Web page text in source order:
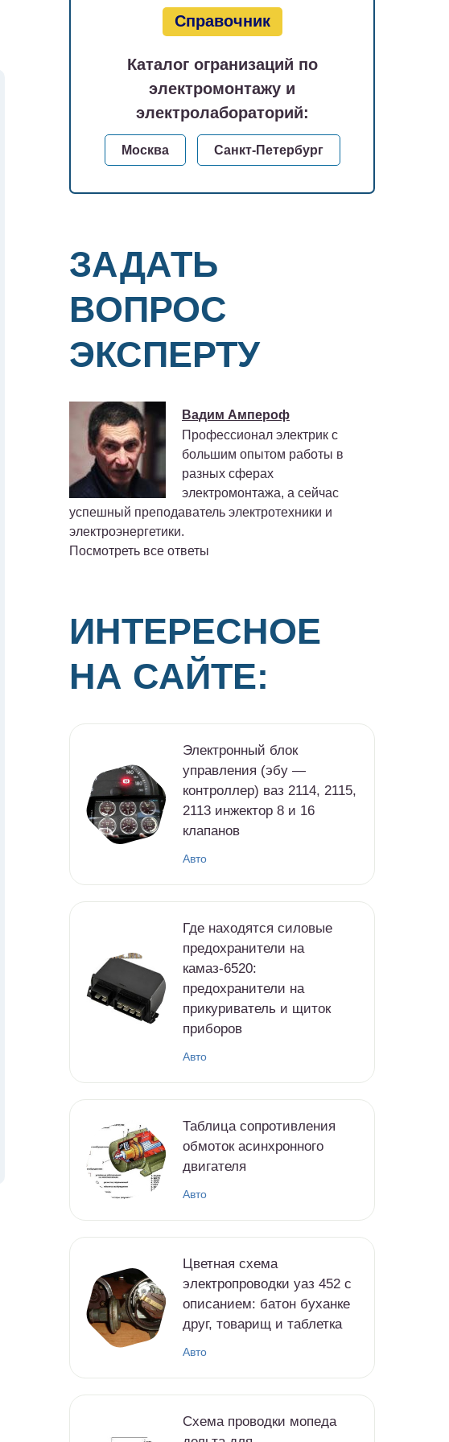
Справочник
Каталог огранизаций по
электромонтажу и
электролабораторий:
Москва Санкт-Петербург
ЗАДАТЬ
ВОПРОС
ЭКСПЕРТУ
Вадим Ампероф
Профессионал электрик с
большим опытом работы в
разных сферах
электромонтажа, а сейчас
успешный преподаватель электротехники и
электроэнергетики.
Посмотреть все ответы
ИНТЕРЕСНОЕ
НА САЙТЕ:
Электронный блок
управления (эбу —
контроллер) ваз 2114, 2115,
2113 инжектор 8 и 16
клапанов
Авто
Где находятся силовые
предохранители на
камаз-6520:
предохранители на
прикуриватель и щиток
приборов
Авто
Таблица сопротивления
обмоток асинхронного
двигателя
Авто
Цветная схема
электропроводки уаз 452 с
описанием: батон буханке
друг, товарищ и таблетка
Авто
Схема проводки мопеда